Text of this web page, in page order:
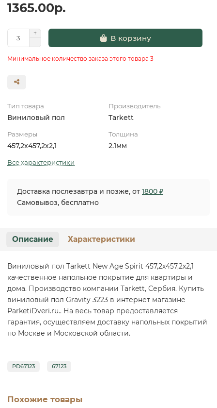
1365.00р.
В корзину
Минимальное количество заказа этого товара 3
Тип товара
Виниловый пол
Производитель
Tarkett
Размеры
457,2х457,2х2,1
Толщина
2.1мм
Все характеристики
Доставка послезавтра и позже, от 1800 ₽
Самовывоз, бесплатно
Описание Характеристики
Виниловый пол Tarkett New Age Spirit 457,2х457,2х2,1
качественное напольное покрытие для квартиры и
дома. Производство компании Tarkett, Сербия. Купить
виниловый пол Gravity 3223 в интернет магазине
ParketiDveri.ru.. На весь товар предоставляется
гарантия, осуществляем доставку напольных покрытий
по Москве и Московской области.
PD67123 67123
Похожие товары